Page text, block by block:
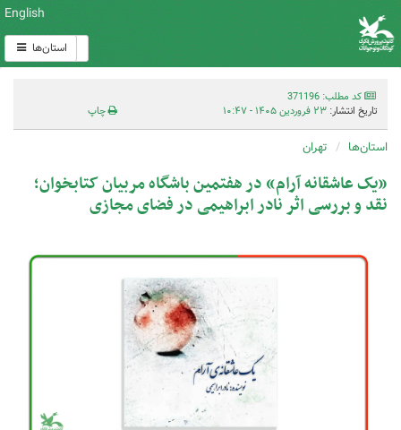
English
استان‌ها
کد مطلب: 371196
تاریخ انتشار: ۲۳ فروردین ۱۴۰۵ - ۱۰:۴۷ چاپ
استان‌ها تهران
”یک عاشقانه آرام“ در هفتمین باشگاه مربیان کتابخوان؛
نقد و بررسی اثر نادر ابراهیمی در فضای مجازی